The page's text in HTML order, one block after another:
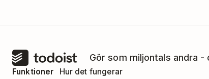
Gör som miljontals andra
Funktioner
Hur det fungerar